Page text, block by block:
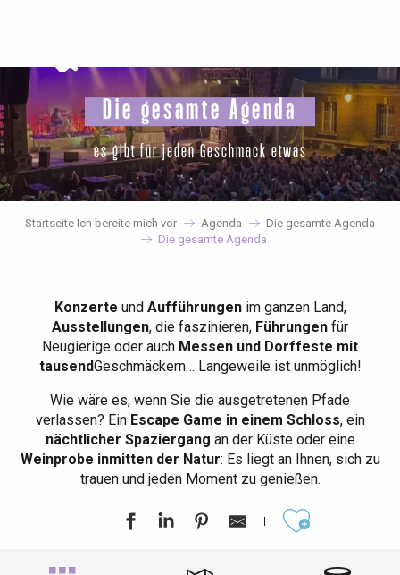
principal
Die gesamte Agenda
es gibt für jeden Geschmack etwas
Startseite Ich bereite mich vor Agenda
Die gesamte Agenda
Die gesamte Agenda
Konzerte und Aufführungenim ganzen Land,
Ausstellungen, die faszinieren, Führungen für
Neugierige oder auch Messen und Dorffeste mit
tausendGeschmäckern… Langeweile ist unmöglich!
Wie wäre es, wenn Sie die ausgetretenen Pfade
verlassen? EinEscape Game in einem Schloss, ein
nächtlicher Spaziergang an der Küste oder eine
Weinprobe inmitten der Natur: Es liegt an Ihnen, sich zu
trauen und jeden Moment zu genießen.